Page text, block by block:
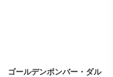
ゴールデンボンバー・ダル